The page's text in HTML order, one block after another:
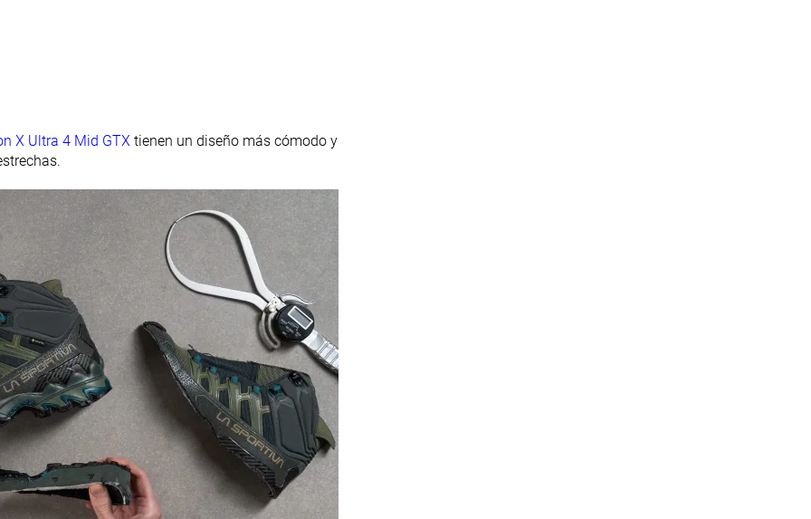
20.2 mm
Estándar
Estándar
Ancho
Gore-Tex
Vibram
Ortholite
Corte medio Corte medio
✓ ✓
#13 Top 31% #31 26% inferior
#42 1% inferior #35 16% inferior
X Ultra 4 Mid GTX tienen un diseño más cómodo y